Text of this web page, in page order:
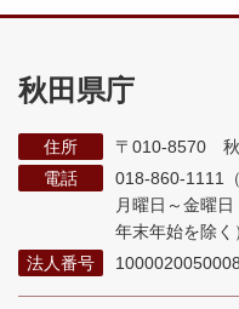
秋田県庁
住所
〒010-8570 秋
電話
018-860-1111（
月曜日～金曜
年末年始を除く
法人番号
1000020050008